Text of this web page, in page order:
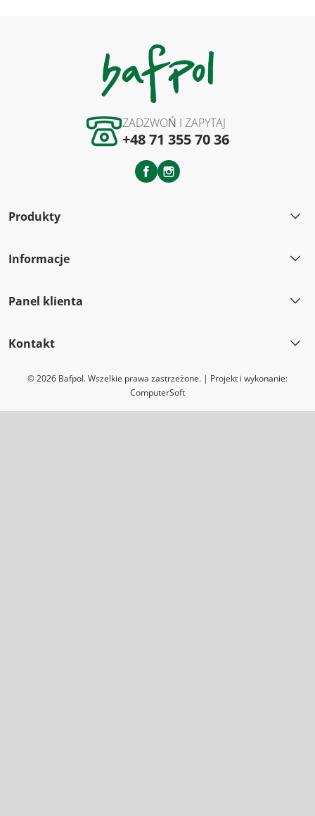
ZADZWOŃ I ZAPYTAJ
+48 71 355 70 36
Facebook
Instagram
Produkty
Informacje
Panel klienta
Kontakt
© 2026 Bafpol. Wszelkie prawa zastrzeżone. | Projekt i wykonanie:
ComputerSoft